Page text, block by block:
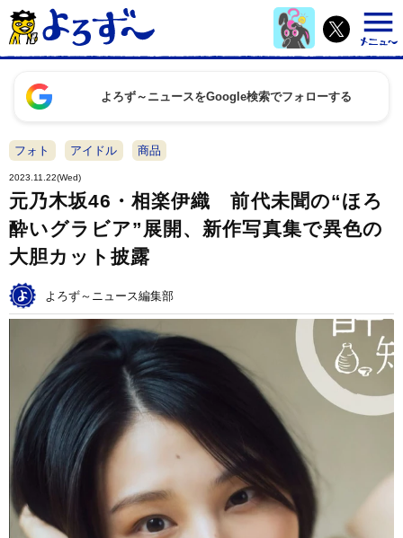
よろず～ニュースをGoogle検索でフォローする
フォト アイドル 商品
2023.11.22(Wed)
元乃木坂46・相楽伊織 前代未聞の“ほろ
酔いグラビア”展開、新作写真集で異色の
大胆カット披露
よろず～ニュース編集部